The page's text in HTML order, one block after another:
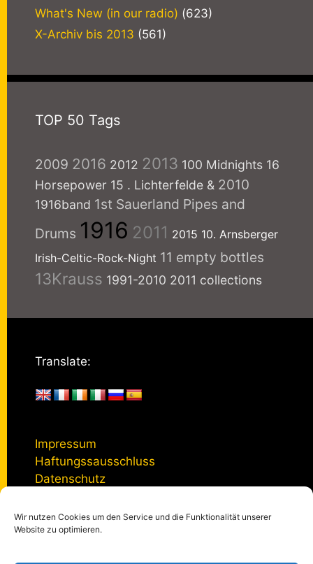
Wir nutzen Cookies um den Service und die Funktionalität unserer
Website zu optimieren.
What's New (in our radio) (623)
X-Archiv bis 2013 (561)
TOP 50 Tags
2009 2016 2012 2013 100 Midnights 16
Horsepower 15 . Lichterfelde & 2010
1916band 1st Sauerland Pipes and
Drums 1916 2011 2015 10. Arnsberger
Irish-Celtic-Rock-Night 11 empty bottles
13Krauss 1991-2010 2011 collections
Translate:
Impressum
Haftungssausschluss
Datenschutz
Kontakt